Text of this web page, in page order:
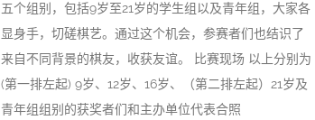
五个组别，包括9岁至21岁的学生组以及青年组，大家各
显身手，切磋棋艺。通过这个机会，参赛者们也结识了
来自不同背景的棋友，收获友谊。 比赛现场 以上分别为
(第一排左起) 9岁、12岁、16岁、（第二排左起）21岁及
青年组组别的获奖者们和主办单位代表合照